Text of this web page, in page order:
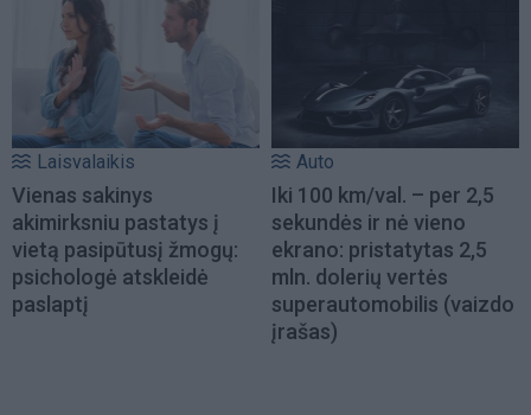
Laisvalaikis
Vienas sakinys
akimirksniu pastatys į
vietą pasipūtusį žmogų:
psichologė atskleidė
paslaptį
Auto
Iki 100 km/val. – per 2,5
sekundės ir nė vieno
ekrano: pristatytas 2,5
mln. dolerių vertės
superautomobilis (vaizdo
įrašas)